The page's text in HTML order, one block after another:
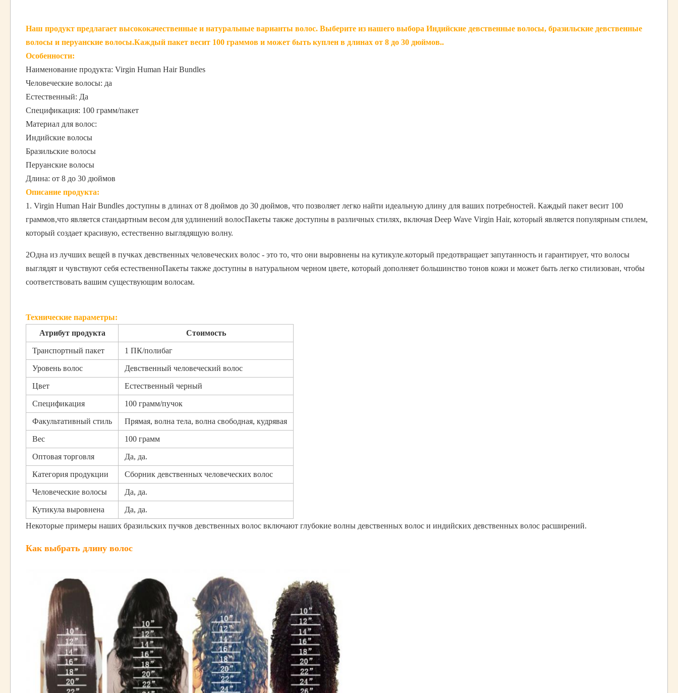
Наш продукт предлагает высококачественные и натуральные варианты волос. Выберите из нашего выбора Индийские девственные волосы, бразильские девственные
волосы и перуанские волосы.Каждый пакет весит 100 граммов и может быть куплен в длинах от 8 до 30 дюймов..
Особенности:
Наименование продукта: Virgin Human Hair Bundles
Человеческие волосы: да
Естественный: Да
Спецификация: 100 грамм/пакет
Материал для волос:
Индийские волосы
Бразильские волосы
Перуанские волосы
Длина: от 8 до 30 дюймов
Описание продукта:
1. Virgin Human Hair Bundles доступны в длинах от 8 дюймов до 30 дюймов, что позволяет легко найти идеальную длину для ваших потребностей. Каждый пакет весит 100
граммов,что является стандартным весом для удлинений волосПакеты также доступны в различных стилях, включая Deep Wave Virgin Hair, который является популярным стилем,
который создает красивую, естественно выглядящую волну.
2Одна из лучших вещей в пучках девственных человеческих волос - это то, что они выровнены на кутикуле.который предотвращает запутанность и гарантирует, что волосы
выглядят и чувствуют себя естественноПакеты также доступны в натуральном черном цвете, который дополняет большинство тонов кожи и может быть легко стилизован, чтобы
соответствовать вашим существующим волосам.
Технические параметры:
Атрибут продукта
Стоимость
Транспортный пакет 1 ПК/полибаг
Уровень волос Девственный человеческий волос
Цвет Естественный черный
Спецификация 100 грамм/пучок
Факультативный стиль Прямая, волна тела, волна свободная, кудрявая
Вес 100 грамм
Оптовая торговля Да, да.
Категория продукции Сборник девственных человеческих волос
Человеческие волосы Да, да.
Кутикула выровнена
Да, да.
Некоторые примеры наших бразильских пучков девственных волос включают глубокие волны девственных волос и индийских девственных волос расширений.
Как выбрать длину волос